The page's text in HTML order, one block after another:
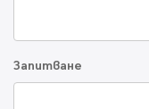
Запитване